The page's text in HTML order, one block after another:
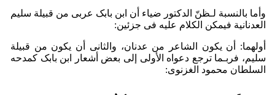
وأما بالنسبة لـظنّ الدکتور ضیاء أن ابن بابک عربی من قبیلة سلیم
العدنانیة فیمکن الکلام علیه فی جزئین:
أولهما: أن یکون الشاعر من عدنان، والثانی أن یکون من قبیلة
سلیم، فربـما ترجع دعواه الأولى إلى بعض أشعار ابن بابک کمدحه
السلطان محمود الغزنوی: